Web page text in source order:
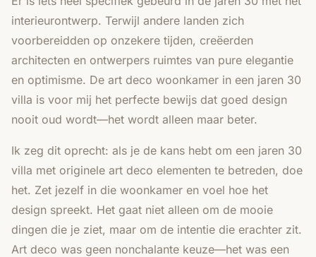
interieurontwerp. Terwijl andere landen zich
voorbereidden op onzekere tijden, creëerden
architecten en ontwerpers ruimtes van pure elegantie
en optimisme. De art deco woonkamer in een jaren 30
villa is voor mij het perfecte bewijs dat goed design
nooit oud wordt—het wordt alleen maar beter.
Ik zeg dit oprecht: als je de kans hebt om een jaren 30
villa met originele art deco elementen te betreden, doe
het. Zet jezelf in die woonkamer en voel hoe het
design spreekt. Het gaat niet alleen om de mooie
dingen die je ziet, maar om de intentie die erachter zit.
Art deco was geen nonchalante keuze—het was een